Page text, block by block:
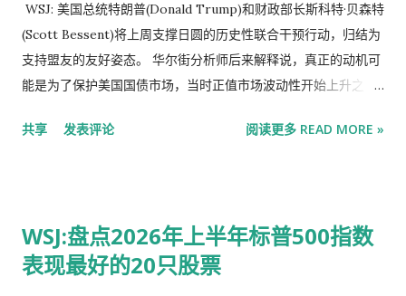
我们预计减持幅度将达到约90%，这将使他们的持股比例保持在
披露门槛以下，这一点至关重要。他们不希望出现在上半年的股
东名单中，因为大多数主权财富基金都不喜欢公开其投资活动。”
今年以来，沪深 300指数 累计上涨3.3%，而MSCI 亚太 指数则
现强劲，创业板指数在本月初创下历史新高。 国家队已大幅减持
股市散户开户及 观点综述：中国社融已经下行压力犹存资金价格
或从偏低位置温和放缓非银行金融机构 存款 增加 为大盘提供支
WSJ: 美国总统特朗普(Donald Trump)和财政部长斯科特·贝森特
(Scott Bessent)将上周支撑日圆的历史性联合干预行动，归结为
支持盟友的友好姿态。 华尔街分析师后来解释说，真正的动机可
能是为了保护美国国债市场，当时正值市场波动性开始上升之
(Federal Reserve)为支撑疲软日圆而采取的具体方法，传递出了
日圆。 但经济学家巴里·艾肯格林(Barry Eichengreen)认为，美
国的做法正在传递出一个令人不安的信息。美国选择出售欧元而
共享 发表评论 阅读更多 READ MORE »
WSJ:盘点2026年上半年标普500指数
表现最好的20只股票